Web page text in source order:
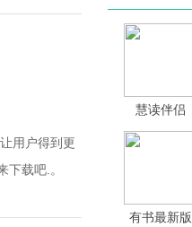
用户得到更
载吧.。
慧读伴侣
有书最新版